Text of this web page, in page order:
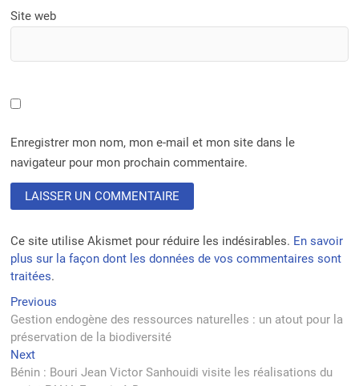
Site web
Enregistrer mon nom, mon e-mail et mon site dans le
navigateur pour mon prochain commentaire.
Ce site utilise Akismet pour réduire les indésirables. En savoir
plus sur la façon dont les données de vos commentaires sont
traitées.
Navigation
de
l’article
Previous
post:
Gestion endogène des ressources naturelles : un atout pour la
préservation de la biodiversité
NextNext
post:
Bénin : Bouri Jean Victor Sanhouidi visite les réalisations du